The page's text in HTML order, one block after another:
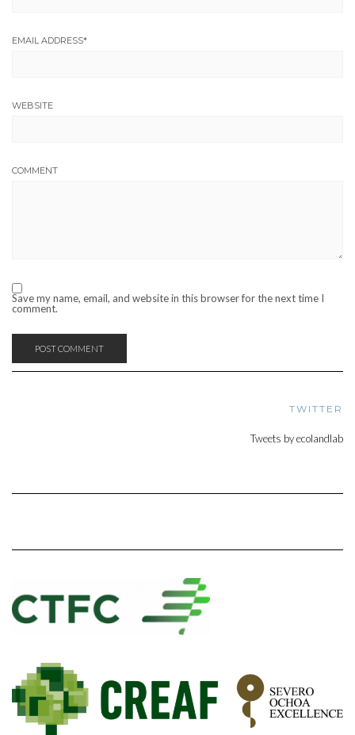
EMAIL ADDRESS*
WEBSITE
COMMENT
Save my name, email, and website in this browser for the next time I
comment.
TWITTER
Tweets by ecolandlab